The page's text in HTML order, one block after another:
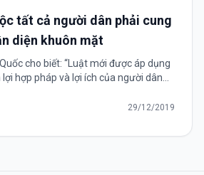
tất cả người dân phải cung
diện khuôn mặt
cho biết: “Luật mới được áp dụng
hợp pháp và lợi ích của người dân
29/12/2019